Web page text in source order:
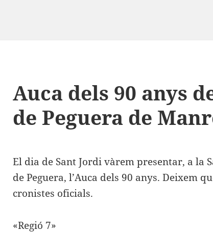
Auca dels 90 anys
de Peguera de
El dia de Sant Jordi vàrem presentar, a la
de Peguera, l’Auca dels 90 anys. Deixem
cronistes oficials.
«Regió 7»